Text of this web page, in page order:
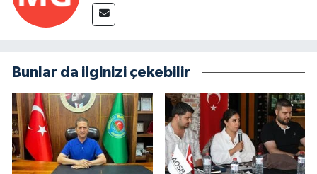
Bunlar da ilginizi çekebilir